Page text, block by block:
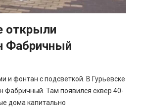
открыли
Фабричный
и фонтан с подсветкой. В Гурьевске
Фабричный. Там появился сквер 40-
дома капитально